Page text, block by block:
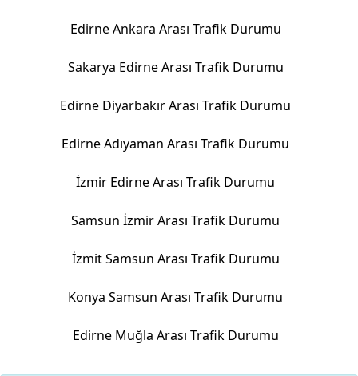
Edirne Ankara Arası Trafik Durumu
Sakarya Edirne Arası Trafik Durumu
Edirne Diyarbakır Arası Trafik Durumu
Edirne Adıyaman Arası Trafik Durumu
İzmir Edirne Arası Trafik Durumu
Samsun İzmir Arası Trafik Durumu
İzmit Samsun Arası Trafik Durumu
Konya Samsun Arası Trafik Durumu
Edirne Muğla Arası Trafik Durumu